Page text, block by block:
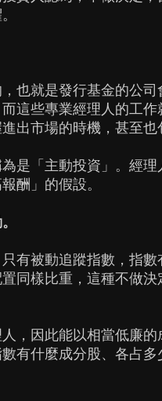
也就是發行基金的公
這些專業經理人的工
出市場的時機，甚至也
是「主動投資」。經
酬」的假設。
有被動追蹤指數，指
同樣比重，這種不做
，因此能以相當低廉
有什麼成分股、各占